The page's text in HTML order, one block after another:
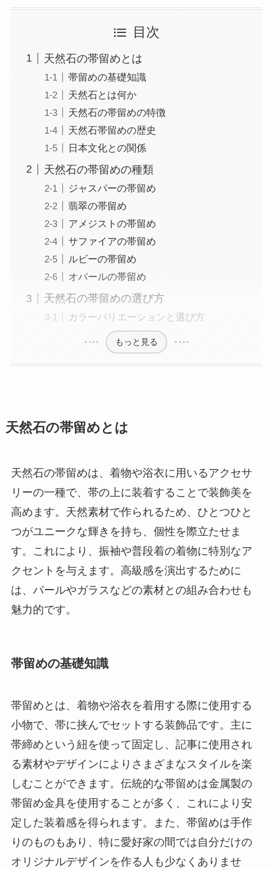
目次
天然石の帯留めとは
帯留めの基礎知識
天然石とは何か
天然石の帯留めの特徴
天然石帯留めの歴史
日本文化との関係
天然石の帯留めの種類
ジャスパーの帯留め
翡翠の帯留め
アメジストの帯留め
サファイアの帯留め
ルビーの帯留め
オパールの帯留め
天然石の帯留めの選び方
カラーバリエーションと選び方
もっと見る
天然石の帯留めとは
天然石の帯留めは、着物や浴衣に用いるアクセサ
リーの一種で、帯の上に装着することで装飾美を
高めます。天然素材で作られるため、ひとつひと
つがユニークな輝きを持ち、個性を際立たせま
す。これにより、振袖や普段着の着物に特別なア
クセントを与えます。高級感を演出するために
は、パールやガラスなどの素材との組み合わせも
魅力的です。
帯留めの基礎知識
帯留めとは、着物や浴衣を着用する際に使用する
小物で、帯に挟んでセットする装飾品です。主に
帯締めという紐を使って固定し、記事に使用され
る素材やデザインによりさまざまなスタイルを楽
しむことができます。伝統的な帯留めは金属製の
帯留め金具を使用することが多く、これにより安
定した装着感を得られます。また、帯留めは手作
りのものもあり、特に愛好家の間では自分だけの
オリジナルデザインを作る人も少なくありませ